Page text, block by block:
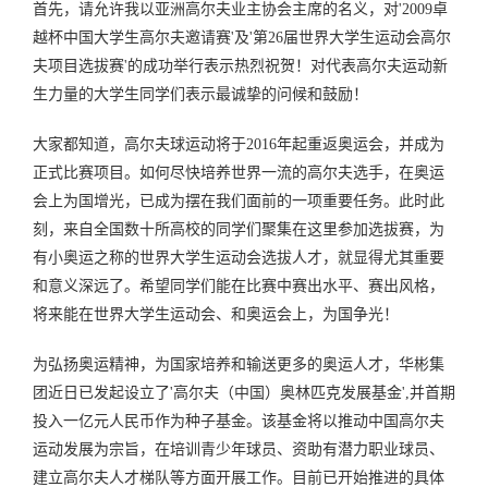
首先，请允许我以亚洲高尔夫业主协会主席的名义，对'2009卓
越杯中国大学生高尔夫邀请赛'及'第26届世界大学生运动会高尔
夫项目选拔赛'的成功举行表示热烈祝贺！对代表高尔夫运动新
生力量的大学生同学们表示最诚挚的问候和鼓励！
大家都知道，高尔夫球运动将于2016年起重返奥运会，并成为
正式比赛项目。如何尽快培养世界一流的高尔夫选手，在奥运
会上为国增光，已成为摆在我们面前的一项重要任务。此时此
刻，来自全国数十所高校的同学们聚集在这里参加选拔赛，为
有小奥运之称的世界大学生运动会选拔人才，就显得尤其重要
和意义深远了。希望同学们能在比赛中赛出水平、赛出风格，
将来能在世界大学生运动会、和奥运会上，为国争光！
为弘扬奥运精神，为国家培养和输送更多的奥运人才，华彬集
团近日已发起设立了'高尔夫（中国）奥林匹克发展基金',并首期
投入一亿元人民币作为种子基金。该基金将以推动中国高尔夫
运动发展为宗旨，在培训青少年球员、资助有潜力职业球员、
建立高尔夫人才梯队等方面开展工作。目前已开始推进的具体